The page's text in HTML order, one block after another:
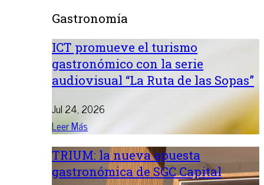
Gastronomía
ICT promueve el turismo
gastronómico con la serie
audiovisual “La Ruta de las Sopas”
Jul 24, 2026
Leer Más
TRIUM: la nueva apuesta
gastronómica de SGC Capital